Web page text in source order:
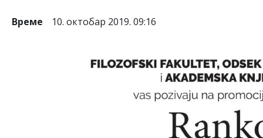
Време 10. октобар 2019. 09:16